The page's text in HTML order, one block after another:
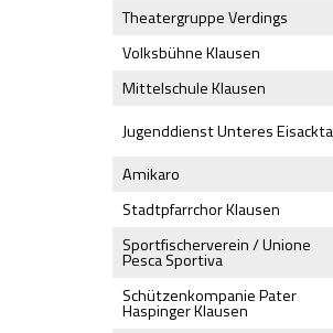
Theatergruppe Verdings
Volksbühne Klausen
Mittelschule Klausen
Jugenddienst Unteres
Amikaro
Stadtpfarrchor Klausen
Sportfischerverein / Unione
Pesca Sportiva
Schützenkompanie Pater
Haspinger Klausen